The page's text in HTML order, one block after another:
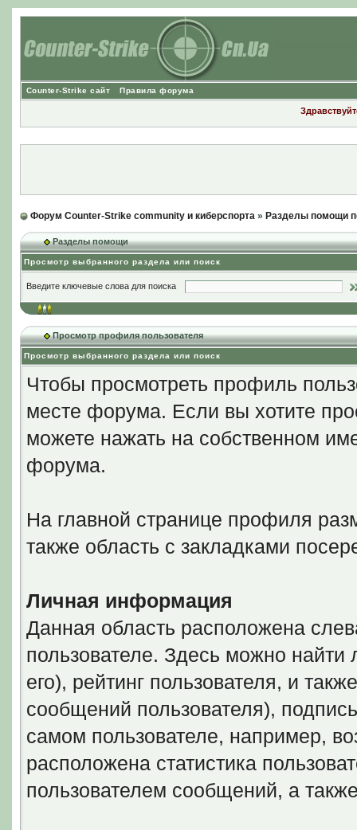
Counter-Strike сайт Правила форума
Форум Counter-Strike community и киберспорта» Разделы помощи
Разделы помощи
Просмотр выбранного раздела или поиск
Введите ключевые слова для поиска
Просмотр профиля пользователя
Просмотр выбранного раздела или поиск
Чтобы просмотреть профиль
месте форума. Если вы хотите
можете нажать на собственном
форума.
На главной странице профиля
также область с закладками
Личная информация
Данная область расположена
пользователе. Здесь можно найти
его), рейтинг пользователя, и
сообщений пользователя),
самом пользователе, например,
расположена статистика
пользователем сообщений, а